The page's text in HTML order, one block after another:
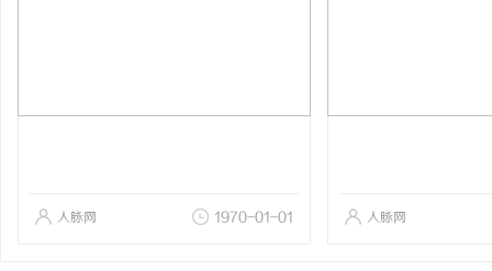
人脉网 1970-01-01 人脉网